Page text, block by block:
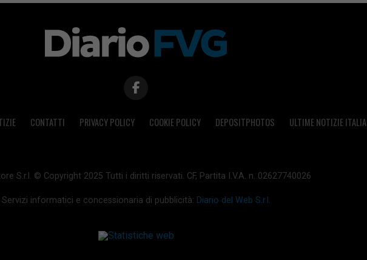
CONTATTI PRIVACY POLICY COOKIE POLICY DEPOSITPHOTOS ULTIME NOTIZIE ITALIA
S.r.l. © Copyright 2025 Tutti i diritti riservati. CF, Partita I.V.A. n. 02627740026
Servizi informatici e concessionaria di pubblicità: Diario del Web S.r.l.